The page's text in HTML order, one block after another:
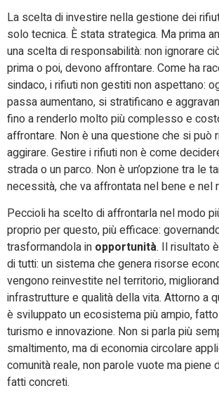
La scelta di investire nella gestione dei
solo tecnica. È stata strategica. Ma prima
una scelta di responsabilità: non ignorare
prima o poi, devono affrontare. Come ha
sindaco, i rifiuti non gestiti non aspettano:
passa aumentano, si stratificano e
fino a renderlo molto più complesso e
affrontare. Non è una questione che si può
aggirare. Gestire i rifiuti non è come
strada o un parco. Non è un’opzione tra le
necessità, che va affrontata nel bene e nel
Peccioli ha scelto di affrontarla nel modo
proprio per questo, più efficace:
trasformandola in opportunità. Il risultato
di tutti: un sistema che genera risorse
vengono reinvestite nel territorio,
infrastrutture e qualità della vita. Attorno a
è sviluppato un ecosistema più ampio,
turismo e innovazione. Non si parla più
smaltimento, ma di economia circolare
comunità reale, non parole vuote ma piene
fatti concreti.